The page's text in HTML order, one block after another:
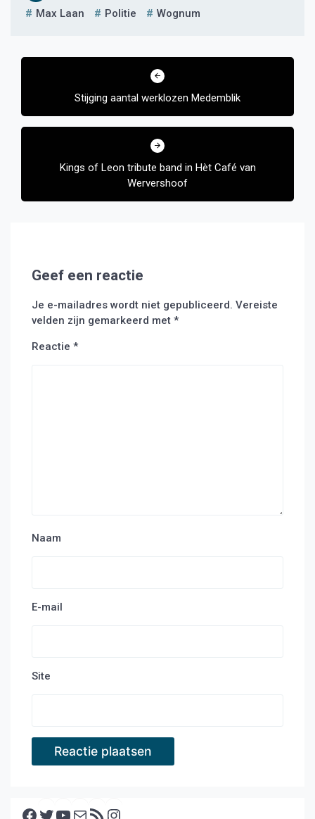
Max Laan
Politie Wognum
Bericht
Stijging aantal werklozen Medemblik
Kings of Leon tribute band in Hèt Café van
Wervershoof
Geef een reactie
Je e-mailadres wordt niet gepubliceerd. Vereiste
velden zijn gemarkeerd met *
Reactie *
Naam
E-mail
Site
Facebook Twitter YouTube E-mail RSS feed